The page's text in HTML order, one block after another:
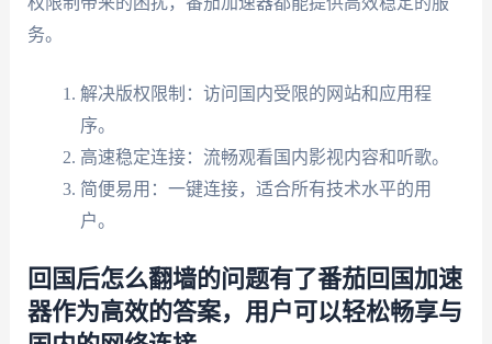
务。
解决版权限制：访问国内受限的网站和应用程
序。
高速稳定连接：流畅观看国内影视内容和听歌。
简便易用：一键连接，适合所有技术水平的用
户。
回国后怎么翻墙的问题有了番茄回国加速
器作为高效的答案，用户可以轻松畅享与